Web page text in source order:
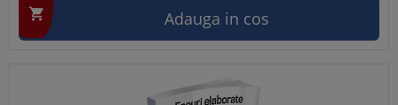
 Adauga in cos